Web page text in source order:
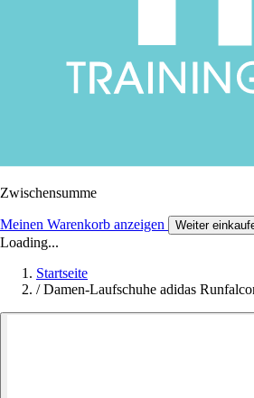
Zwischensumme
Meinen Warenkorb anzeigen Weiter
Loading...
Startseite
/ Damen-Laufschuhe adidas